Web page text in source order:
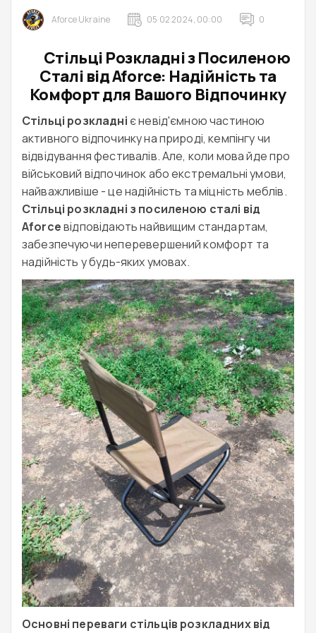
Aforce Ukraine 05 02 2024, 00:00 0
Стільці Розкладні з Посиленою
Сталі від Aforce: Надійність та
Комфорт для Вашого Відпочинку
Стільці розкладні є невід'ємною частиною
активного відпочинку на природі, кемпінгу чи
відвідування фестивалів. Але, коли мова йде про
військовий відпочинок або екстремальні умови,
найважливіше - це надійність та міцність меблів.
Стільці розкладні з посиленою сталі від
Aforceвідповідають найвищим стандартам,
забезпечуючи неперевершений комфорт та
надійність у будь-яких умовах.
Основні переваги стільців розкладних від